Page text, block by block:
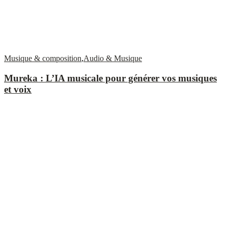
Musique & composition,Audio & Musique
Mureka : L’IA musicale pour générer vos musiques
et voix